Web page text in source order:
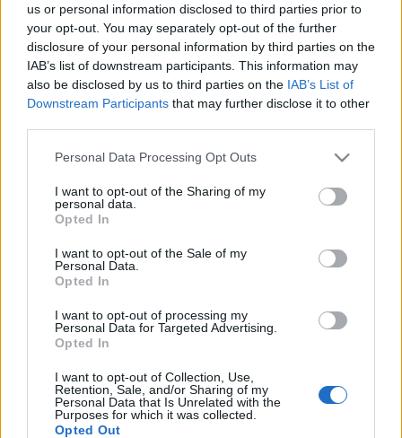
us or personal information disclosed to third parties prior to
your opt-out. You may separately opt-out of the further
disclosure of your personal information by third parties on the
IAB’s list of downstream participants. This information may
also be disclosed by us to third parties on the IAB’s List of
Downstream Participants that may further disclose it to other
Please note that this website/app uses one or more Google
not limited to your visit or usage behaviour. You may click to
grant or deny consent to Google and its third-party tags to
use your data for below specified purposes in below Google
consent section.
Personal Data Processing Opt Outs
I want to opt-out of the Sharing of my
personal data.
Opted In
I want to opt-out of the Sale of my
Personal Data.
Opted In
I want to opt-out of processing my
Personal Data for Targeted Advertising.
Opted In
I want to opt-out of Collection, Use,
Retention, Sale, and/or Sharing of my
Personal Data that Is Unrelated with the
Purposes for which it was collected.
Opted Out
Kacsamell és comb gyümölcsökkel.
Takács Gyuláné Erzsike
Kacsamell és comb gyümölcsökkel. Itt az ideje
elkészíteni ezt a pompás ételt, mert kínálja magát a
mindig ünnepi ebédnek számít. Igazán kezdők sem
tudják elrontani, annyira egyszerű a sütés és a